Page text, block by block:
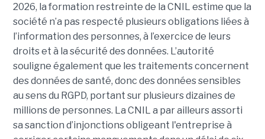
2026, la formation restreinte de la CNIL estime que la
société n’a pas respecté plusieurs obligations liées à
l’information des personnes, à l’exercice de leurs
droits et à la sécurité des données. L’autorité
souligne également que les traitements concernent
des données de santé, donc des données sensibles
au sens du RGPD, portant sur plusieurs dizaines de
millions de personnes. La CNIL a par ailleurs assorti
sa sanction d’injonctions obligeant l'entreprise à